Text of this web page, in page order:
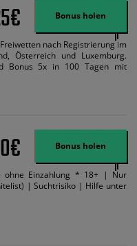
Bonus holen
nach Registrierung im
Österreich und Luxemburg.
Bonus 5x in 100 Tagen mit
gelten. Lizenziert; Hilfe bei
Bonus holen
ohne Einzahlung * 18+ | Nur
| Suchtrisiko | Hilfe unter